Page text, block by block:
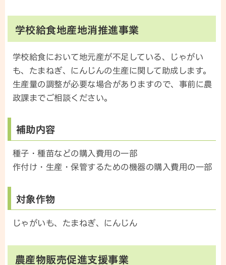
学校給食地産地消推進事業
学校給食において地元産が不足している、じゃがい
も、たまねぎ、にんじんの生産に関して助成します。
生産量の調整が必要な場合がありますので、事前に農
政課までご相談ください。
補助内容
種子・種苗などの購入費用の一部
作付け・生産・保管するための機器の購入費用の一部
対象作物
じゃがいも、たまねぎ、にんじん
農産物販売促進支援事業